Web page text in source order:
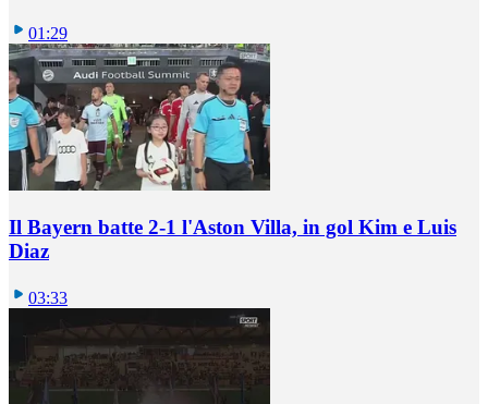
01:29
Il Bayern batte 2-1 l'Aston Villa, in gol Kim e Luis
Diaz
03:33